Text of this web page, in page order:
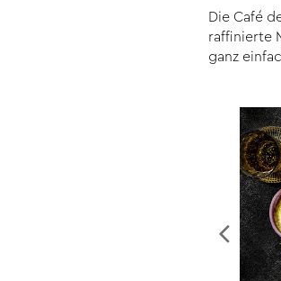
Die Café
raffinierte
ganz